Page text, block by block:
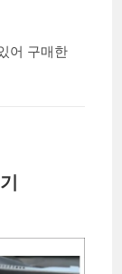
어 구매한